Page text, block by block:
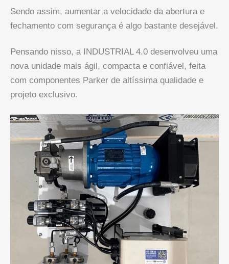
Sendo assim, aumentar a velocidade da abertura e
fechamento com segurança é algo bastante desejável.
Pensando nisso, a INDUSTRIAL 4.0 desenvolveu uma
nova unidade mais ágil, compacta e confiável, feita
com componentes Parker de altíssima qualidade e
projeto exclusivo.